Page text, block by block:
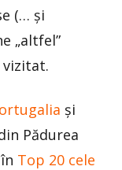
(… și
„altfel”
vizitat.
și
Pădurea
Top 20 cele